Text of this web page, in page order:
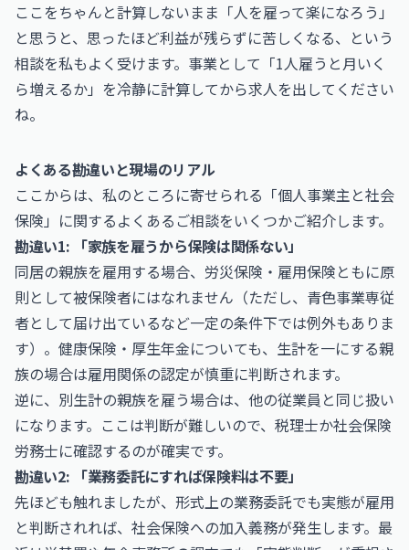
ここをちゃんと計算しないまま「人を雇って楽になろう」
と思うと、思ったほど利益が残らずに苦しくなる、という
相談を私もよく受けます。事業として「1人雇うと月いく
ら増えるか」を冷静に計算してから求人を出してください
ね。
よくある勘違いと現場のリアル
ここからは、私のところに寄せられる「個人事業主と社会
保険」に関するよくあるご相談をいくつかご紹介します。
勘違い1: 「家族を雇うから保険は関係ない」
同居の親族を雇用する場合、労災保険・雇用保険ともに原
則として被保険者にはなれません（ただし、青色事業専従
者として届け出ているなど一定の条件下では例外もありま
す）。健康保険・厚生年金についても、生計を一にする親
族の場合は雇用関係の認定が慎重に判断されます。
逆に、別生計の親族を雇う場合は、他の従業員と同じ扱い
になります。ここは判断が難しいので、税理士か社会保険
労務士に確認するのが確実です。
勘違い2: 「業務委託にすれば保険料は不要」
先ほども触れましたが、形式上の業務委託でも実態が雇用
と判断されれば、社会保険への加入義務が発生します。最